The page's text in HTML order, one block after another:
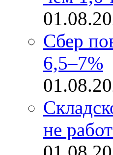
Сбер
6,5–7%
не